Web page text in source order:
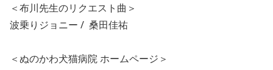
＜布川先生のリクエスト曲＞
波乗りジョニー / 桑田佳祐
＜ぬのかわ犬猫病院 ホームページ＞